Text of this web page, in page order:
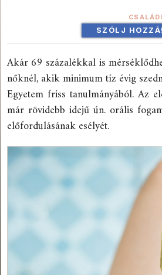
SZÓLJ HOZZÁ!
Akár 69 százalékkal is
nőknél, akik minimum tíz évig
Egyetem friss tanulmányából. Az
már rövidebb idejű ún. orális
előfordulásának esélyét.